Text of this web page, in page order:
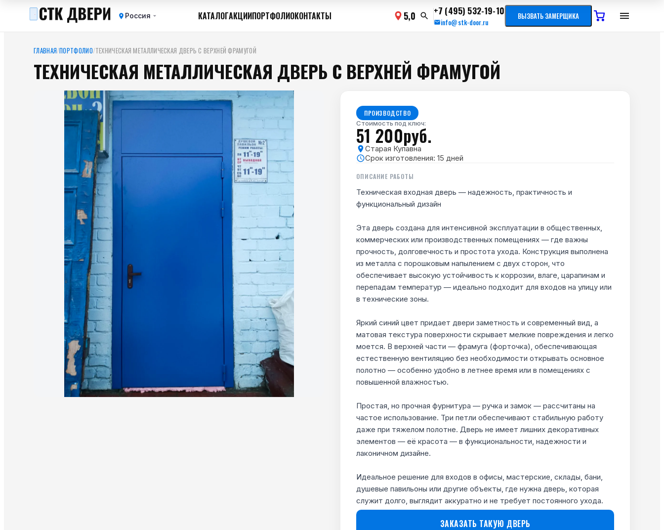
Россия КАТАЛОГАКЦИИПОРТФОЛИОКОНТАКТЫ 5,0 +7 (495) 532-19-10
info@stk-door.ru
ВЫЗВАТЬ ЗАМЕРЩИКА
ГЛАВНАЯ/ПОРТФОЛИО/ТЕХНИЧЕСКАЯ МЕТАЛЛИЧЕСКАЯ ДВЕРЬ С ВЕРХНЕЙ ФРАМУГОЙ
ТЕХНИЧЕСКАЯ МЕТАЛЛИЧЕСКАЯ ДВЕРЬ С ВЕРХНЕЙ ФРАМУГОЙ
ПРОИЗВОДСТВО
Стоимость под ключ:
51 200руб.
Старая Купавна
Срок изготовления: 15 дней
ОПИСАНИЕ РАБОТЫ
Техническая входная дверь — надежность, практичность и
функциональный дизайн
Эта дверь создана для интенсивной эксплуатации в общественных,
коммерческих или производственных помещениях — где важны
прочность, долговечность и простота ухода. Конструкция выполнена
из металла с порошковым напылением с двух сторон, что
обеспечивает высокую устойчивость к коррозии, влаге, царапинам и
перепадам температур — идеально подходит для входов на улицу или
в технические зоны.
Яркий синий цвет придает двери заметность и современный вид, а
матовая текстура поверхности скрывает мелкие повреждения и легко
моется. В верхней части — фрамуга (форточка), обеспечивающая
естественную вентиляцию без необходимости открывать основное
полотно — особенно удобно в летнее время или в помещениях с
повышенной влажностью.
Простая, но прочная фурнитура — ручка и замок — рассчитаны на
частое использование. Три петли обеспечивают стабильную работу
даже при тяжелом полотне. Дверь не имеет лишних декоративных
элементов — её красота — в функциональности, надежности и
лаконичном дизайне.
Идеальное решение для входов в офисы, мастерские, склады, бани,
душевые павильоны или другие объекты, где нужна дверь, которая
служит долго, выглядит аккуратно и не требует постоянного ухода.
ЗАКАЗАТЬ ТАКУЮ ДВЕРЬ